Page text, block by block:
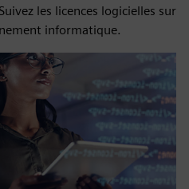
les licences logicielles sur
informatique.